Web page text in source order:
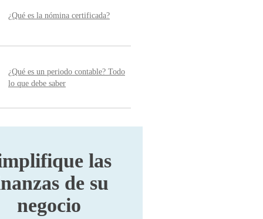
¿Qué es la nómina certificada?
¿Qué es un periodo contable? Todo
lo que debe saber
las
de su
negocio